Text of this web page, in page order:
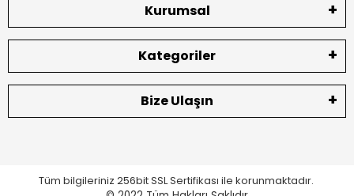
Kurumsal
Kategoriler
Bize Ulaşın
Tüm bilgileriniz 256bit SSL Sertifikası ile korunmaktadır.